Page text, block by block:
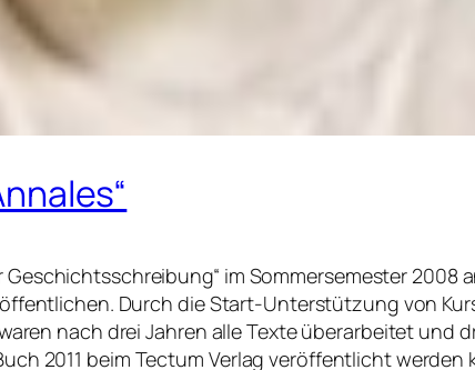
im Sommersemester
Durch die Start-Unterstützung von
nach drei Jahren alle Texte überarbeitet und
2011 beim Tectum Verlag veröffentlicht werden